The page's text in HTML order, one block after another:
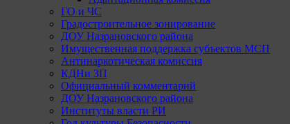
ГО и ЧС
Градостроительное зонирование
ДОУ Назрановского района
Имущественная поддержка субъектов МСП
Антинаркотическая комиссия
КДНи ЗП
Официальный комментарий
ДОУ Назрановского района
Институты власти РИ